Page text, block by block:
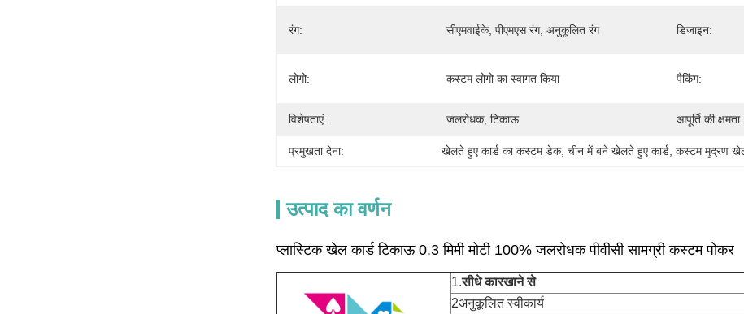
रंग: सीएमवाईके, पीएमएस रंग, अनुकूलित रंग डिजाइन:
लोगो: कस्टम लोगो का स्वागत किया पैकिंग:
विशेषताएं: जलरोधक, टिकाऊ आपूर्ति की क्षमता:
प्रमुखता देना: खेलते हुए कार्ड का कस्टम डेक, चीन में बने खेलते हुए कार्ड , कस्टम मुद्रण
उत्पाद का वर्णन
प्लास्टिक खेल कार्ड टिकाऊ 0.3 मिमी मोटी 100% जलरोधक पीवीसी सामग्री कस्टम पोकर
1.सीधे कारखाने से
2अनुकूलित स्वीकार्य